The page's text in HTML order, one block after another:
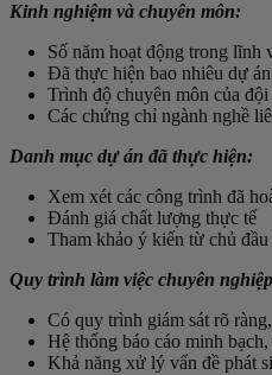
Kinh nghiệm và chuyên môn:
Số năm hoạt động trong lĩnh
Đã thực hiện bao nhiêu dự
Trình độ chuyên môn của
Các chứng chỉ ngành nghề
Danh mục dự án đã thực hiện:
Xem xét các công trình đã
Đánh giá chất lượng thực tế
Tham khảo ý kiến từ chủ
Quy trình làm việc chuyên
Có quy trình giám sát rõ
Hệ thống báo cáo minh
Khả năng xử lý vấn đề phát